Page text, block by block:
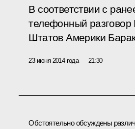
В соответствии с
телефонный
Штатов Америки
23 июня 2014 года 21:30
Обстоятельно обсуждены